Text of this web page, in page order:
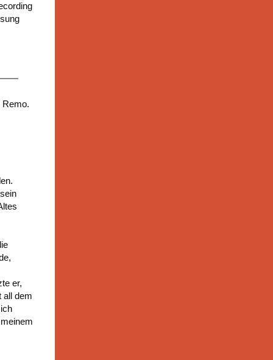
Remo.
er,
all dem